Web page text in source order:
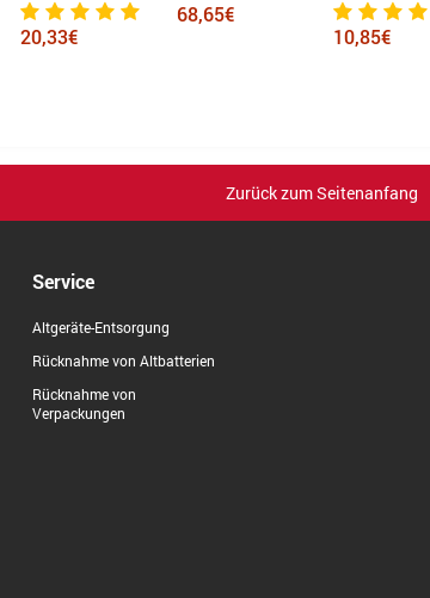
20,33€
68,65€
10,85€
Zurück zum Seitenanfang
Service
Altgeräte-Entsorgung
Rücknahme von Altbatterien
Rücknahme von
Verpackungen